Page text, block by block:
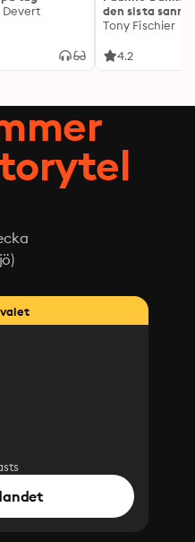
Devert
den sista
Tony Fischier
4.2